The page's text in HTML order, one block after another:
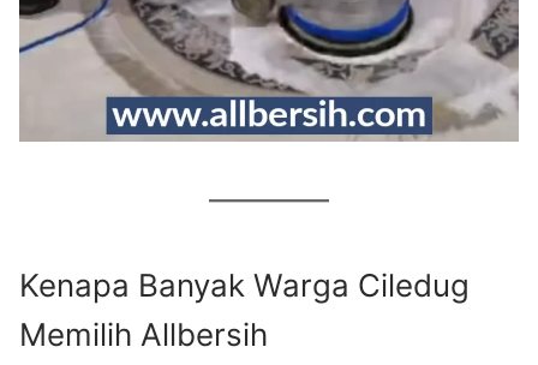
Kenapa Banyak Warga Ciledug
Memilih Allbersih